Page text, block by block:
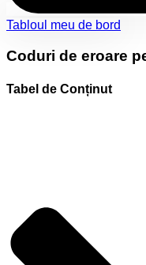
Tabloul meu de bord
Coduri de eroare
Tabel de Conținut